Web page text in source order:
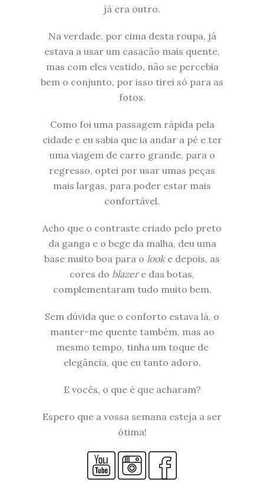
já era outro.
Na verdade, por cima desta roupa, já
estava a usar um casacão mais quente,
mas com eles vestido, não se percebia
bem o conjunto, por isso tirei só para as
fotos.
Como foi uma passagem rápida pela
cidade e eu sabia que ia andar a pé e ter
uma viagem de carro grande, para o
regresso, optei por usar umas peças
mais largas, para poder estar mais
confortável.
Acho que o contraste criado pelo preto
da ganga e o bege da malha, deu uma
base muito boa para o look e depois, as
cores do blazere das botas,
complementaram tudo muito bem.
Sem dúvida que o conforto estava lá, o
manter-me quente também, mas ao
mesmo tempo, tinha um toque de
elegância, que eu tanto adoro.
E vocês, o que é que acharam?
Espero que a vossa semana esteja a ser
ótima!